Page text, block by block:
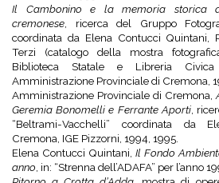
Il Cambonino e la memoria storica
cremonese, ricerca del Gruppo
coordinata da Elena Contucci Quintani,
Terzi (catalogo della mostra
Biblioteca Statale e Libreria
Amministrazione Provinciale di Cremona,
Amministrazione Provinciale di Cremona,
Geremia Bonomelli e Ferrante Aporti,
“Beltrami-Vacchelli” coordinata da
Cremona, IGE Pizzorni, 1994, 1995.
Elena Contucci Quintani,Il Fondo
anno, in: “Strenna dell’ADAFA” per l’anno